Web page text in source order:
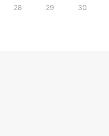
28 29
30